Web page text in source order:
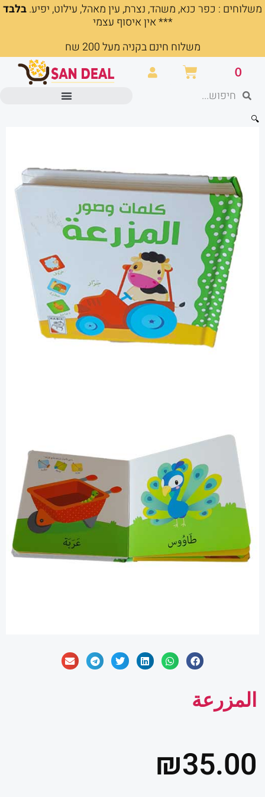
דילוג
משלוחים : כפר כנא, משהד, נצרת, עין מאהל, עילוט, יפיע.בלבד
*** אין איסוף עצמי
משלוח חינם בקניה מעל 200 שח
0 עגלת
קניות חיפושחיפוש
🔍
المزرعة
₪35.00